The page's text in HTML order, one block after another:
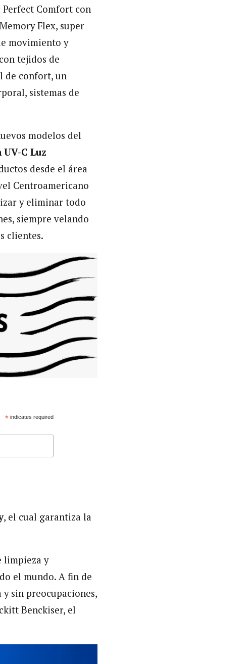
Comfort con
Flex, super
movimiento y
tejidos de
de confort, un
sistemas de
modelos del
C Luz
desde el área
Centroamericano
y eliminar todo
siempre velando
clientes.
*indicates required
, el cual garantiza la
limpieza y
el mundo. A fin de
sin preocupaciones,
Benckiser, el